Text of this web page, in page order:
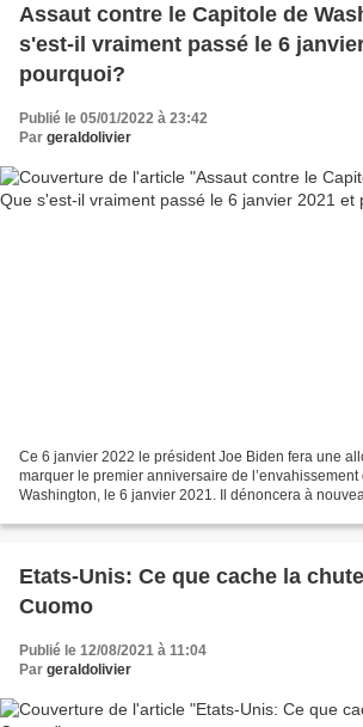
Assaut contre le Capitole de
s'est-il vraiment passé le 6
pourquoi?
Publié le 05/01/2022 à 23:42
Par geraldolivier
Ce 6 janvier 2022 le président Joe Biden fera une
marquer le premier anniversaire de l’envahissement
Washington, le 6 janvier 2021. Il dénoncera à
Etats-Unis: Ce que cache la
Cuomo
Publié le 12/08/2021 à 11:04
Par geraldolivier